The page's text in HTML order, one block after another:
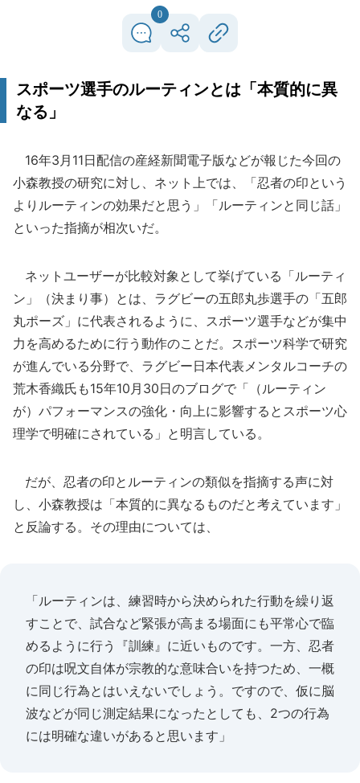
0
スポーツ選手のルーティンとは「本質的に異
なる」
16年3月11日配信の産経新聞電子版などが報じた今回の
小森教授の研究に対し、ネット上では、「忍者の印という
よりルーティンの効果だと思う」「ルーティンと同じ話」
といった指摘が相次いだ。
ネットユーザーが比較対象として挙げている「ルーティ
ン」（決まり事）とは、ラグビーの五郎丸歩選手の「五郎
丸ポーズ」に代表されるように、スポーツ選手などが集中
力を高めるために行う動作のことだ。スポーツ科学で研究
が進んでいる分野で、ラグビー日本代表メンタルコーチの
荒木香織氏も15年10月30日のブログで「（ルーティン
が）パフォーマンスの強化・向上に影響するとスポーツ心
理学で明確にされている」と明言している。
だが、忍者の印とルーティンの類似を指摘する声に対
し、小森教授は「本質的に異なるものだと考えています」
と反論する。その理由については、
「ルーティンは、練習時から決められた行動を繰り返
すことで、試合など緊張が高まる場面にも平常心で臨
めるように行う『訓練』に近いものです。一方、忍者
の印は呪文自体が宗教的な意味合いを持つため、一概
に同じ行為とはいえないでしょう。ですので、仮に脳
波などが同じ測定結果になったとしても、2つの行為
には明確な違いがあると思います」